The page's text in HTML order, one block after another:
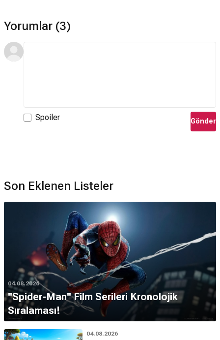
Yorumlar (3)
Spoiler Gönder
Son Eklenen Listeler
04.08.2026
''Spider-Man'' Film Serileri Kronolojik
Sıralaması!
04.08.2026